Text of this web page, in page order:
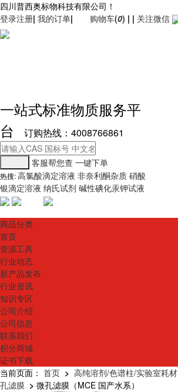
四川普西奥标物科技有限公司！
登录注册| 我的订单| 购物车(0) | | 关注微信
一站式标准物质服务平
台
订购热线：4008766861
客服帮您查 一键下单
热搜:高氯酸滴定溶液 非奈利酮杂质 硝酸
银滴定溶液 纳氏试剂 碱性碘化汞钾试液
商品分类
首页
资源工具
行业动态
新产品发布
行业资讯
知识专区
公司介绍
公司信息
联系我们
积分商城
证书下载
当前页面： 首页 > 高纯溶剂/色谱柱/实验室耗材
孔滤膜 > 微孔滤膜（MCE 国产水系）